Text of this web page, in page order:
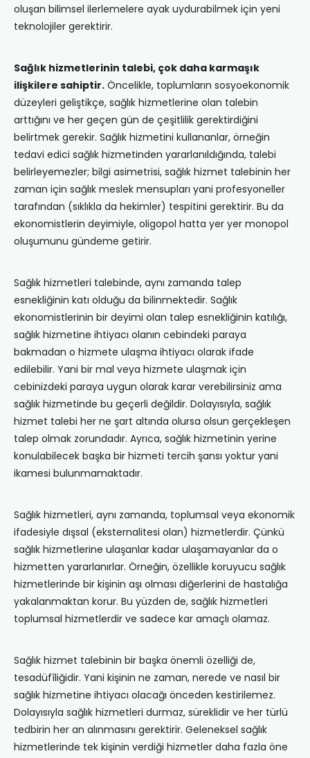
oluşan bilimsel ilerlemelere ayak uydurabilmek için yeni
teknolojiler gerektirir.
Sağlık hizmetlerinin talebi, çok daha karmaşık
ilişkilere sahiptir. Öncelikle, toplumların sosyoekonomik
düzeyleri geliştikçe, sağlık hizmetlerine olan talebin
arttığını ve her geçen gün de çeşitlilik gerektirdiğini
belirtmek gerekir. Sağlık hizmetini kullananlar, örneğin
tedavi edici sağlık hizmetinden yararlanıldığında, talebi
belirleyemezler; bilgi asimetrisi, sağlık hizmet talebinin her
zaman için sağlık meslek mensupları yani profesyoneller
tarafından (sıklıkla da hekimler) tespitini gerektirir. Bu da
ekonomistlerin deyimiyle, oligopol hatta yer yer monopol
oluşumunu gündeme getirir.
Sağlık hizmetleri talebinde, aynı zamanda talep
esnekliğinin katı olduğu da bilinmektedir. Sağlık
ekonomistlerinin bir deyimi olan talep esnekliğinin katılığı,
sağlık hizmetine ihtiyacı olanın cebindeki paraya
bakmadan o hizmete ulaşma ihtiyacı olarak ifade
edilebilir. Yani bir mal veya hizmete ulaşmak için
cebinizdeki paraya uygun olarak karar verebilirsiniz ama
sağlık hizmetinde bu geçerli değildir. Dolayısıyla, sağlık
hizmet talebi her ne şart altında olursa olsun gerçekleşen
talep olmak zorundadır. Ayrıca, sağlık hizmetinin yerine
konulabilecek başka bir hizmeti tercih şansı yoktur yani
ikamesi bulunmamaktadır.
Sağlık hizmetleri, aynı zamanda, toplumsal veya ekonomik
ifadesiyle dışsal (eksternalitesi olan) hizmetlerdir. Çünkü
sağlık hizmetlerine ulaşanlar kadar ulaşamayanlar da o
hizmetten yararlanırlar. Örneğin, özellikle koruyucu sağlık
hizmetlerinde bir kişinin aşı olması diğerlerini de hastalığa
yakalanmaktan korur. Bu yüzden de, sağlık hizmetleri
toplumsal hizmetlerdir ve sadece kar amaçlı olamaz.
Sağlık hizmet talebinin bir başka önemli özelliği de,
tesadüfîliğidir. Yani kişinin ne zaman, nerede ve nasıl bir
sağlık hizmetine ihtiyacı olacağı önceden kestirilemez.
Dolayısıyla sağlık hizmetleri durmaz, süreklidir ve her türlü
tedbirin her an alınmasını gerektirir. Geleneksel sağlık
hizmetlerinde tek kişinin verdiği hizmetler daha fazla öne